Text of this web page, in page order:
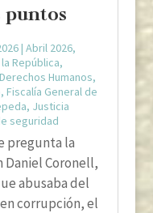
puntos
| Abril 2026,
República,
Derechos Humanos,
, Fiscalía General de
, Justicia
seguridad
pregunta la
Daniel Coronell,
abusaba del
corrupción, el